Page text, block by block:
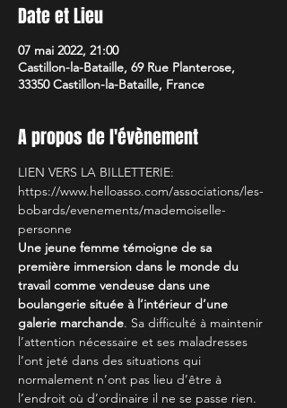
Date et Lieu
07 mai 2022, 21:00
Castillon-la-Bataille, 69 Rue Planterose,
33350 Castillon-la-Bataille, France
A propos de l'évènement
LIEN VERS LA BILLETTERIE:
https://www.helloasso.com/associations/les-
bobards/evenements/mademoiselle-
personne
Une jeune femme témoigne de sa
première immersion dans le monde du
travail comme vendeuse dans une
boulangerie située à l’intérieur d’une
galerie marchande. Sa difficulté à maintenir
l’attention nécessaire et ses maladresses
l’ont jeté dans des situations qui
normalement n’ont pas lieu d’être à
l’endroit où d’ordinaire il ne se passe rien.